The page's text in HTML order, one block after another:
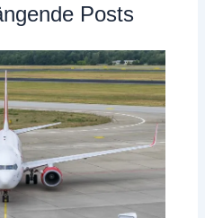
Posts